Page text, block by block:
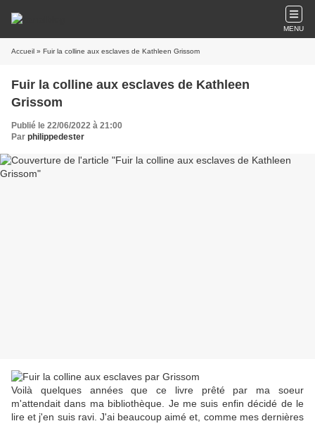
MENU
Accueil » Fuir la colline aux esclaves de Kathleen Grissom
Fuir la colline aux esclaves de Kathleen
Grissom
Publié le 22/06/2022 à 21:00
Par philippedester
Voilà quelques années que ce livre prêté par ma soeur
m'attendait dans ma bibliothèque. Je me suis enfin décidé de le
lire et j'en suis ravi. J'ai beaucoup aimé et, comme mes dernières